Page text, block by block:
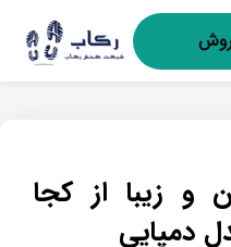
و زیبا از کجا